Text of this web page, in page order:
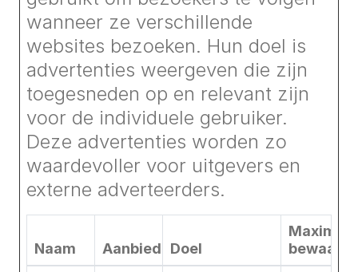
wanneer ze verschillende
websites bezoeken. Hun doel is
advertenties weergeven die zijn
toegesneden op en relevant zijn
voor de individuele gebruiker.
Deze advertenties worden zo
waardevoller voor uitgevers en
externe adverteerders.
Naam AanbiederDoel
Maximale